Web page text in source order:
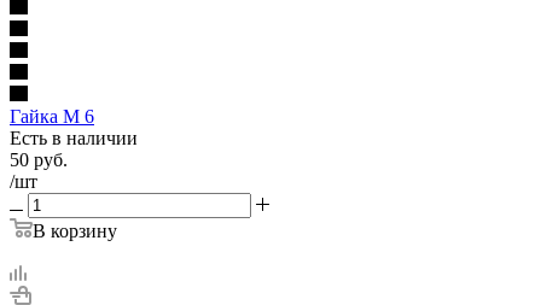
Гайка М 6
Есть в наличии
50 руб.
/шт
В корзину